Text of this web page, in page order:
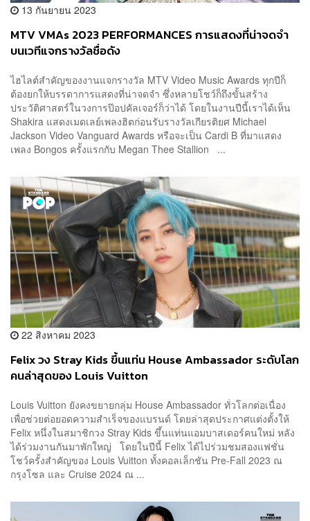
13 กันยายน 2023
MTV VMAs 2023 PERFORMANCES การแสดงที่น่าจดจำ
บนเวทีแจกรางวัลชื่อดัง
ไฮไลต์สำคัญของงานแจกรางวัล MTV Video Music Awards ทุกปีก็
ต้องยกให้บรรดาการแสดงที่น่าจดจำ ซึ่งหลายโชว์ก็ถึงขั้นสร้าง
ประวัติศาสตร์ในวงการป๊อปคัลเจอร์ก็ว่าได้ โดยในงานปีนี้เราได้เห็น
Shakira แสดงเมดเลย์เพลงฮิตก่อนรับรางวัลเกียรติยศ Michael
Jackson Video Vanguard Awards หรือจะเป็น Cardi B ที่มาแสดง
เพลง Bongos ครั้งแรกกับ Megan Thee Stallion ...
22 สิงหาคม 2023
Felix วง Stray Kids ขึ้นแท่น House Ambassador ระดับโลก
คนล่าสุดของ Louis Vuitton
Louis Vuitton ยังคงขยายกลุ่ม House Ambassador ทั่วโลกต่อเนื่อง
เพื่อช่วยต่อยอดความสำเร็จของแบรนด์ โดยล่าสุดประกาศแต่งตั้งให้
Felix หนึ่งในสมาชิกวง Stray Kids ขึ้นแท่นแอมบาสเดอร์คนใหม่ หลัง
ได้ร่วมงานกันมาพักใหญ่ โดยในปีนี้ Felix ได้ไปร่วมชมสองแฟชั่น
โชว์ครั้งสำคัญของ Louis Vuitton ทั้งคอลเล็กชัน Pre-Fall 2023 ณ
กรุงโซล และ Cruise 2024 ณ ...